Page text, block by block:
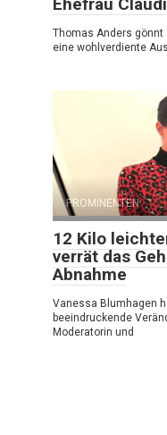
Ehefrau
Thomas Anders
eine wohlverdiente
PROMINENTEN
12 Kilo
verrät das
Abnahme
Vanessa Blumhagen
beeindruckende
Moderatorin und